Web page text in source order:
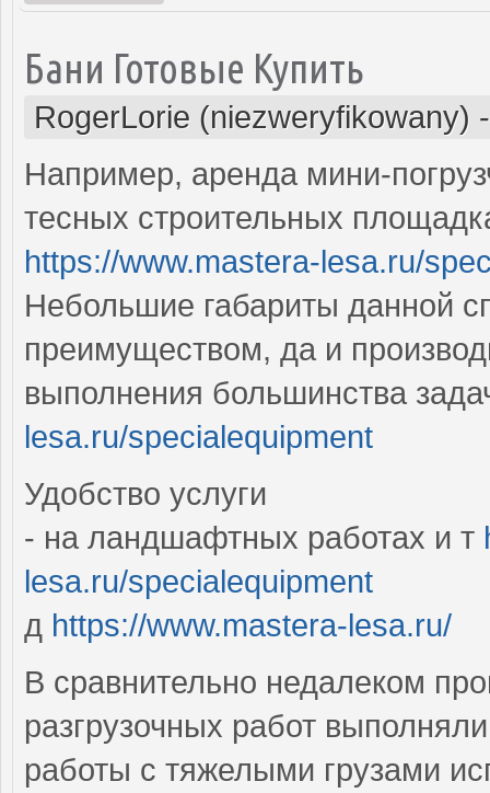
Бани Готовые Купить
RogerLorie (niezweryfikowany)
Например, аренда мини-
тесных строительных
https://www.mastera-lesa.ru/
Небольшие габариты данной
преимуществом, да и
выполнения большинства
lesa.ru/specialequipment
Удобство услуги
- на ландшафтных работах и т
lesa.ru/specialequipment
д https://www.mastera-lesa.ru/
В сравнительно недалеком
разгрузочных работ
работы с тяжелыми грузами